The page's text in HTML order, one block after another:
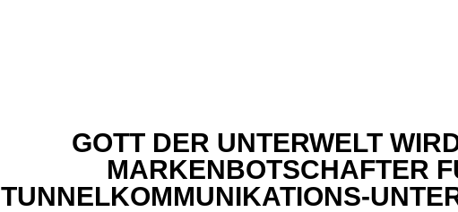
GOTT DER UNTERWELT
MARKENBOTSCHAFTER
TUNNELKOMMUNIKATIONS-